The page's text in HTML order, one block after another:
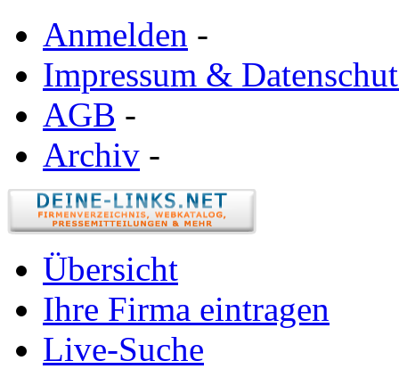
Anmelden -
Impressum &
AGB -
Archiv -
Übersicht
Ihre Firma eintragen
Live-Suche